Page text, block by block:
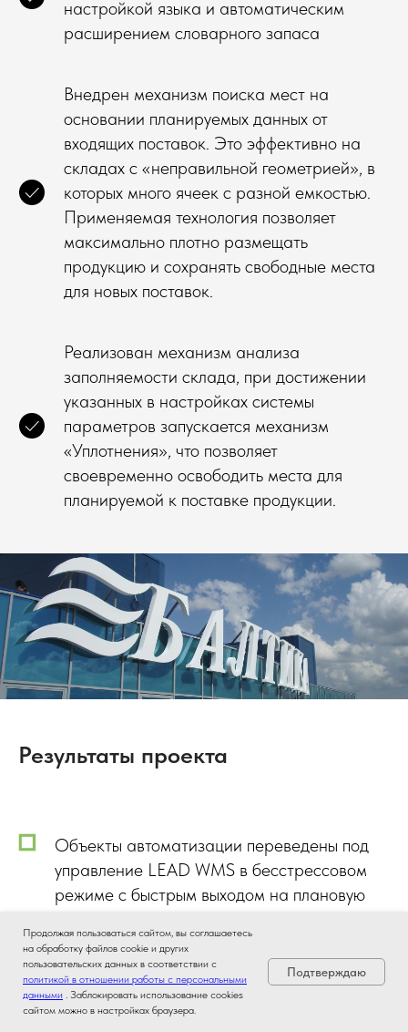
настройкой языка и автоматическим
расширением словарного запаса
Внедрен механизм поиска мест на
основании планируемых данных от
входящих поставок. Это эффективно на
складах с «неправильной геометрией», в
которых много ячеек с разной емкостью.
Применяемая технология позволяет
максимально плотно размещать
продукцию и сохранять свободные места
для новых поставок.
Реализован механизм анализа
заполняемости склада, при достижении
указанных в настройках системы
параметров запускается механизм
«Уплотнения», что позволяет
своевременно освободить места для
планируемой к поставке продукции.
Результаты проекта
Объекты автоматизации переведены под
управление LEAD WMS в бесстрессовом
режиме с быстрым выходом на плановую
Значительно снижена нагрузка на серверы.
В сравнении с предыдущей WMS их
Продолжая пользоваться сайтом, вы соглашаетесь
на обработку файлов cookie и других
пользовательских данных в соответствии с
политикой в отношении работы с персональными
данными . Заблокировать использование cookies
сайтом можно в настройках браузера.
Подтверждаю